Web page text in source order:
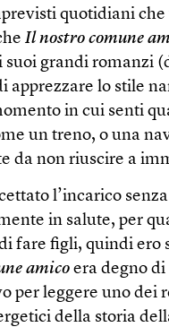
quotidiani
Il nostro comune
grandi romanzi
apprezzare lo stile
in cui senti
un treno, o una
da non riuscire a
l’incarico
in salute, per
fare figli, quindi
amico era degno
per leggere uno
della storia